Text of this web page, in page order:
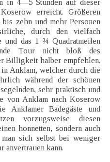
in 4—5 Stunden auf dieser
erreicht. Größeren
zehn und mehr Personen
durch den vielfach
und das 1 ¾ Quadratmeilen
Tour nicht bloß des
Billigkeit halber empfehlen.
Anklam, welcher durch die
während der schönen
sehr praktisch und
von Anklam nach Koserow
Anklamer Badegäste und
vorzugsweise diesen
honnetten, sondern auch
man sich selbst bei weniger
anvertrauen kann.